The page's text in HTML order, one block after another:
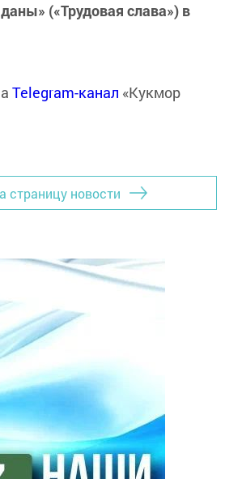
(«Трудовая слава») в
Telegram-канал «Кукмор
страницу новости